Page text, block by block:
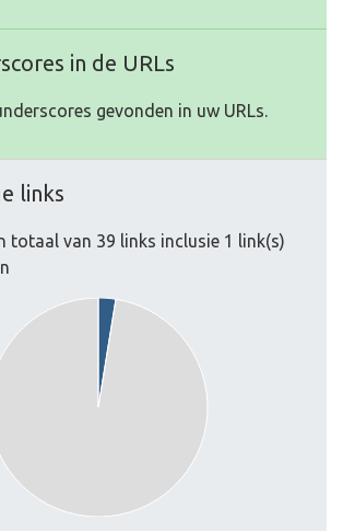
in de URLs
gevonden in uw URLs.
links
totaal van 39 links inclusie 1 link(s)